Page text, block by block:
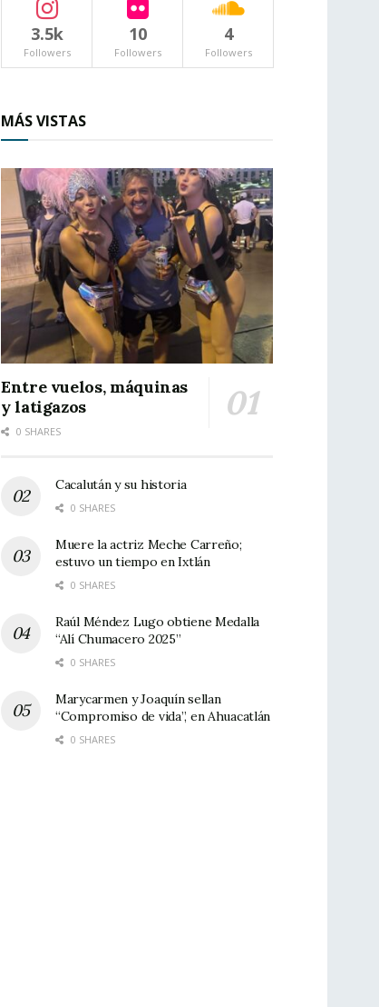
3.5k
Followers
10
Followers
4
Followers
MÁS VISTAS
Entre vuelos, máquinas
y latigazos
0 SHARES
Cacalután y su historia
0 SHARES
Muere la actriz Meche Carreño;
estuvo un tiempo en Ixtlán
0 SHARES
Raúl Méndez Lugo obtiene Medalla
“Alí Chumacero 2025”
0 SHARES
Marycarmen y Joaquín sellan
“Compromiso de vida”, en Ahuacatlán
0 SHARES